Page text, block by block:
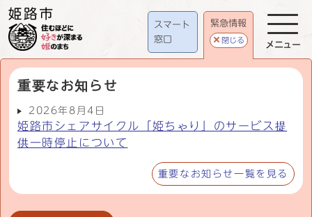
スマート
窓口
緊急情報
閉じる
重要なお知らせ
2026年8月4日
姫路市シェアサイクル「姫ちゃり」のサービス提
供一時停止について
重要なお知らせ一覧を見る
メニュー